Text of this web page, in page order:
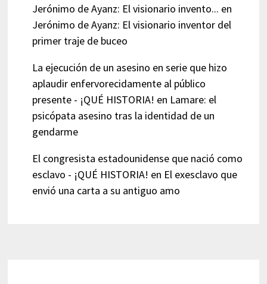
Jerónimo de Ayanz: El visionario invento... en
Jerónimo de Ayanz: El visionario inventor del
primer traje de buceo
La ejecución de un asesino en serie que hizo
aplaudir enfervorecidamente al público
presente - ¡QUÉ HISTORIA! en Lamare: el
psicópata asesino tras la identidad de un
gendarme
El congresista estadounidense que nació como
esclavo - ¡QUÉ HISTORIA! en El exesclavo que
envió una carta a su antiguo amo